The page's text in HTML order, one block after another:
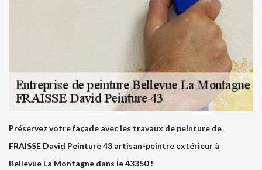
Préservez votre façade avec les travaux de peinture de
FRAISSE David Peinture 43 artisan-peintre extérieur à
Bellevue La Montagne dans le 43350 !